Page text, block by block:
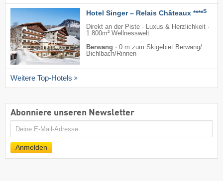
Hotel Singer – Relais Châteaux ****S
Direkt an der Piste · Luxus & Herzlichkeit ·
1.800m² Wellnesswelt
Berwang · 0 m zum Skigebiet Berwang/​
Bichlbach/​Rinnen
Weitere Top-Hotels
Abonniere unseren Newsletter
E-
Anmelden